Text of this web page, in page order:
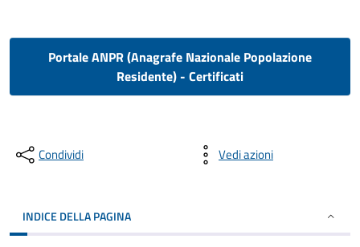
Portale ANPR (Anagrafe Nazionale Popolazione
Residente) - Certificati
Condividi Vedi azioni
INDICE DELLA PAGINA